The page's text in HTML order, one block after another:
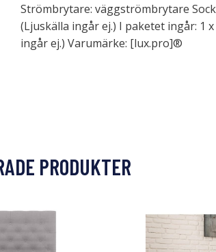
Strömbrytare: väggströmbrytare
(Ljuskälla ingår ej.) I paketet ingår: 1
ingår ej.) Varumärke: [lux.pro]®
PRODUKTER